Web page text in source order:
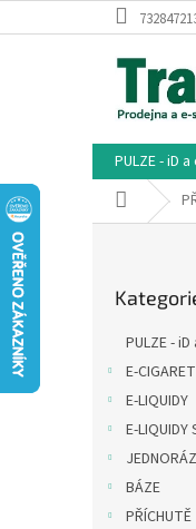
na
PULZE - iD
Domů
kategorie
PULZE -
E-
E-LIQUIDY
E-LIQUIDY
BÁZE
PŘÍCHUTĚ